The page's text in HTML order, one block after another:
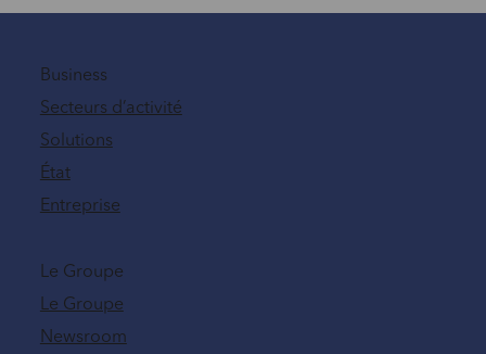
Business
Secteurs d’activité
Solutions
État
Entreprise
Le Groupe
Le Groupe
Newsroom